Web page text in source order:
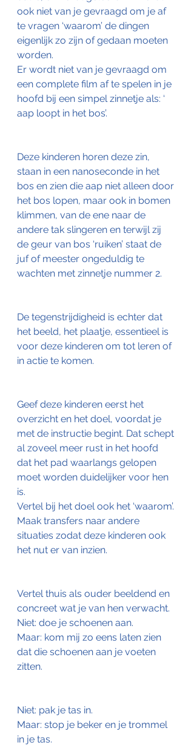
ook niet van je gevraagd om je af
te vragen ‘waarom’ de dingen
eigenlijk zo zijn of gedaan moeten
worden.
Er wordt niet van je gevraagd om
een complete film af te spelen in je
hoofd bij een simpel zinnetje als: ‘
aap loopt in het bos’.
Deze kinderen horen deze zin,
staan in een nanoseconde in het
bos en zien die aap niet alleen door
het bos lopen, maar ook in bomen
klimmen, van de ene naar de
andere tak slingeren en terwijl zij
de geur van bos ‘ruiken’ staat de
juf of meester ongeduldig te
wachten met zinnetje nummer 2.
De tegenstrijdigheid is echter dat
het beeld, het plaatje, essentieel is
voor deze kinderen om tot leren of
in actie te komen.
Geef deze kinderen eerst het
overzicht en het doel, voordat je
met de instructie begint. Dat schept
al zoveel meer rust in het hoofd
dat het pad waarlangs gelopen
moet worden duidelijker voor hen
is.
Vertel bij het doel ook het ‘waarom’.
Maak transfers naar andere
situaties zodat deze kinderen ook
het nut er van inzien.
Vertel thuis als ouder beeldend en
concreet wat je van hen verwacht.
Niet: doe je schoenen aan.
Maar: kom mij zo eens laten zien
dat die schoenen aan je voeten
zitten.
Niet: pak je tas in.
Maar: stop je beker en je trommel
in je tas.